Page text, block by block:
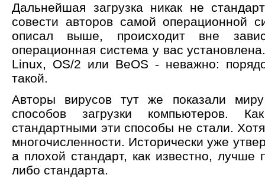
Дальнейшая загрузка никак не
совести авторов самой операционной
описал выше, происходит вне
операционная система у вас
Linux, OS/2 или BeOS - неважно:
такой.
Авторы вирусов тут же показали миру
способов загрузки компьютеров.
стандартными эти способы не стали.
многочисленности. Исторически уже
а плохой стандарт, как известно, лучше
либо стандарта.